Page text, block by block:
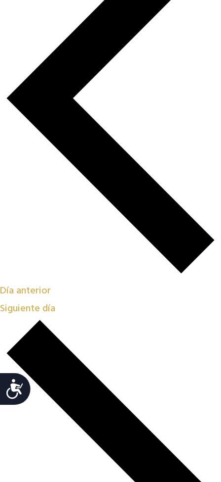
Accesibilidad
Día anterior
Siguiente día